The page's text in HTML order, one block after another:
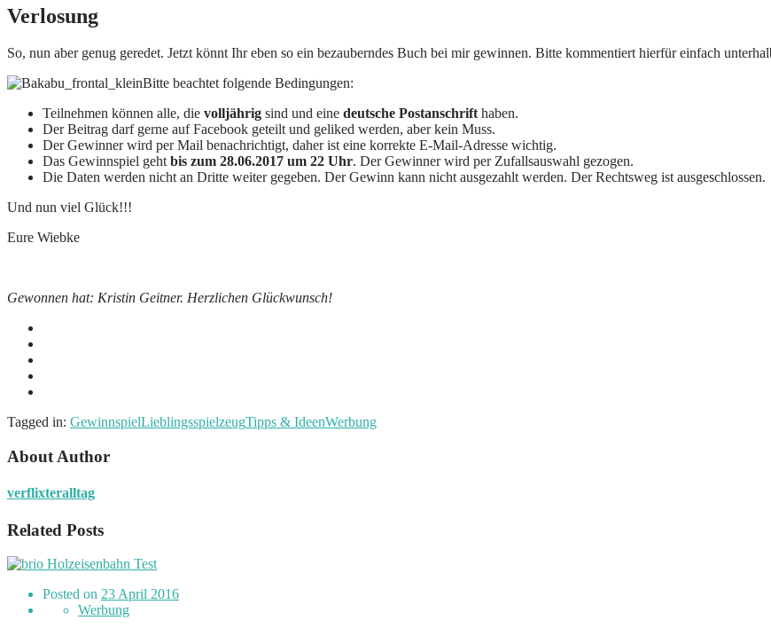
Verlosung
So, nun aber genug geredet. Jetzt könnt Ihr eben so ein bezauberndes Buch bei mir gewinnen. Bitte kommentiert hierfür einfach
Bitte beachtet folgende Bedingungen:
Teilnehmen können alle, die volljährig sind und eine deutsche Postanschrifthaben.
Der Beitrag darf gerne auf Facebook geteilt und geliked werden, aber kein Muss.
Der Gewinner wird per Mail benachrichtigt, daher ist eine korrekte E-Mail-Adresse wichtig.
Das Gewinnspiel gehtbis zum 28.06.2017 um 22 Uhr. Der Gewinner wird per Zufallsauswahl gezogen.
Die Daten werden nicht an Dritte weiter gegeben. Der Gewinn kann nicht ausgezahlt werden. Der Rechtsweg ist ausgeschlossen.
Und nun viel Glück!!!
Eure Wiebke
Gewonnen hat: Kristin Geitner. Herzlichen Glückwunsch!
Tagged in: GewinnspielLieblingsspielzeugTipps & IdeenWerbung
About Author
verflixteralltag
Related Posts
Posted on 23 April 2016
Werbung